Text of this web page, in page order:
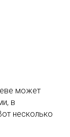
может
в
несколько